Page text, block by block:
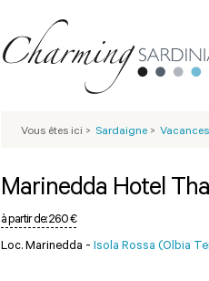
Vous êtes ici > Sardaigne > Vacances
Marinedda Hotel
à partir de:260 €
Loc. Marinedda - Isola Rossa (Olbia